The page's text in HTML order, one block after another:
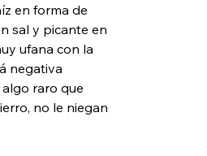
en forma de
sal y picante en
ufana con la
negativa
raro que
no le niegan